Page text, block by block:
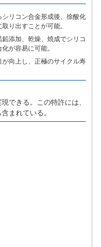
シリコン合金形成後、徐酸化
り出すことが可能。
添加、乾燥、焼成でシリコ
が容易に可能。
向上し、正極のサイクル寿
できる。この特許には、
まれている。